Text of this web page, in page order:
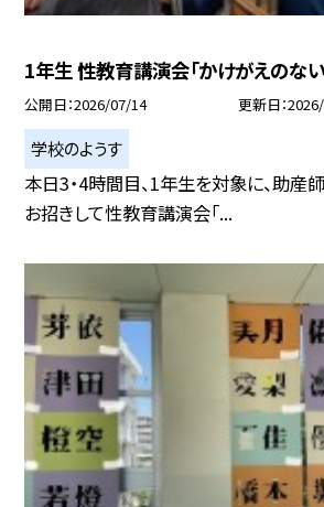
1年生 性教育講演会「かけがえのな
公開日 2026/07/14 更新日
学校のようす
本日3・4時間目、1年生を対象に、助産
お招きして性教育講演会「...